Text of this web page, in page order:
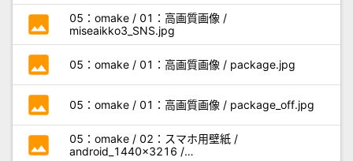
photo
05：omake / 01：高画質画像 /
miseaikko3_SNS.jpg
photo 05：omake / 01：高画質画像 / package.jpg
photo 05：omake / 01：高画質画像 / package_off.jpg
photo
05：omake / 02：スマホ用壁紙 /
android_1440x3216 /